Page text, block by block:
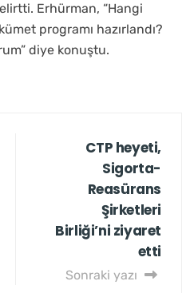
Erhürman, “Hangi
programı hazırlandı?
diye konuştu.
CTP heyeti,
Sigorta-
Reasürans
Şirketleri
Birliği’ni ziyaret
etti
Sonraki yazı